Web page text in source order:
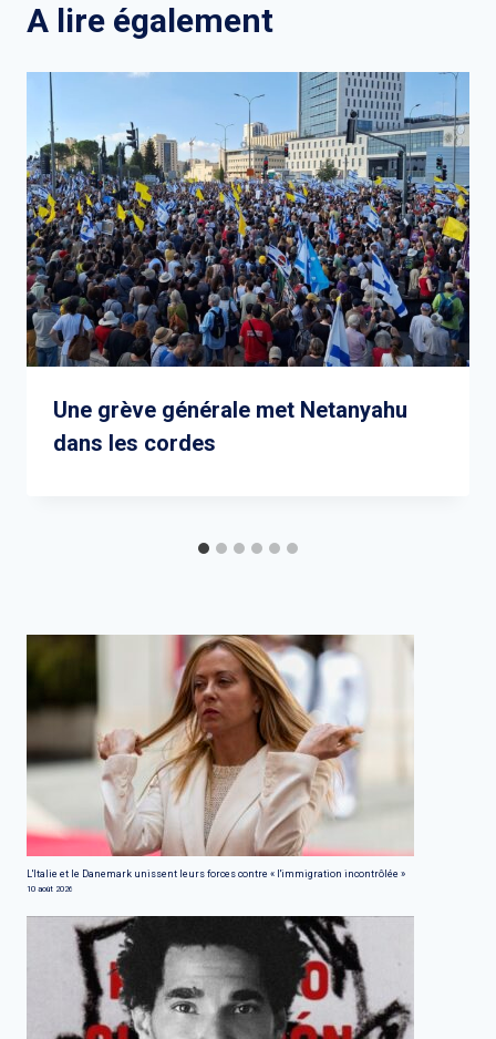
A lire également
Une grève générale met Netanyahu
dans les cordes
L'Italie et le Danemark unissent leurs forces contre « l'immigration incontrôlée »
10 août 2026